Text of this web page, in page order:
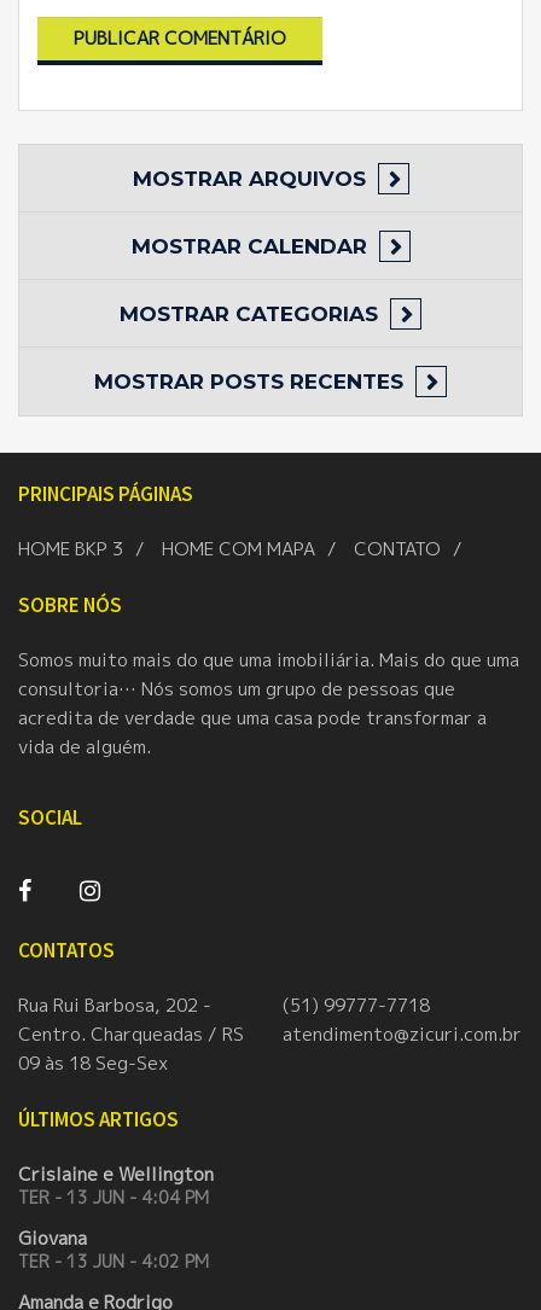
MOSTRAR ARQUIVOS
MOSTRAR CALENDAR
MOSTRAR CATEGORIAS
MOSTRAR POSTS RECENTES
PRINCIPAIS PÁGINAS
HOME BKP 3 HOME COM MAPA CONTATO
SOBRE NÓS
Somos muito mais do que uma imobiliária. Mais do que uma
consultoria… Nós somos um grupo de pessoas que
acredita de verdade que uma casa pode transformar a
vida de alguém.
SOCIAL
CONTATOS
Rua Rui Barbosa, 202 -
Centro. Charqueadas / RS
09 às 18 Seg-Sex
(51) 99777-7718
atendimento@zicuri.com.br
ÚLTIMOS ARTIGOS
Crislaine e Wellington
TER - 13 JUN - 4:04 PM
Giovana
TER - 13 JUN - 4:02 PM
Amanda e Rodrigo